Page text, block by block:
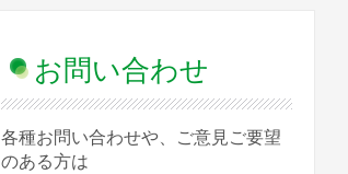
お問い合わせ
各種お問い合わせや、ご意見ご要望
のある方は